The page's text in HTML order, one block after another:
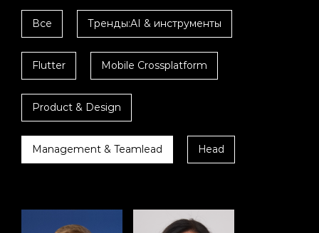
Все Тренды:AI & инструменты
Flutter Mobile Crossplatform
Product & Design
Management & Teamlead Head